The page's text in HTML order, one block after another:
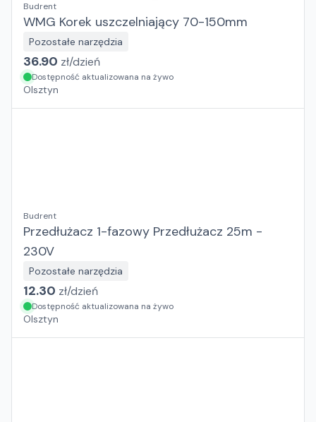
Budrent
WMG Korek uszczelniający 70-150mm
Pozostałe narzędzia
36.90 zł/dzień
Dostępność aktualizowana na żywo
Olsztyn
Budrent
Przedłużacz 1-fazowy Przedłużacz 25m -
230V
Pozostałe narzędzia
12.30 zł/dzień
Dostępność aktualizowana na żywo
Olsztyn